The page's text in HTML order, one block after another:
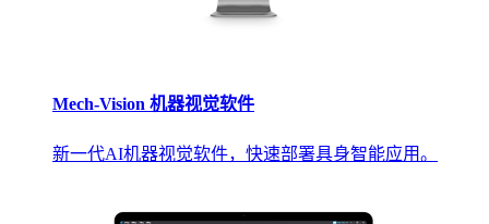
Mech-Vision 机器视觉软件
新一代AI机器视觉软件，快速部署具身智能应用。